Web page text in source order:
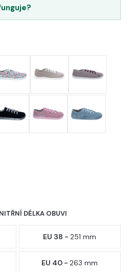
DÉLKA OBUVI
EU 38 -251 mm
EU 40 -263 mm